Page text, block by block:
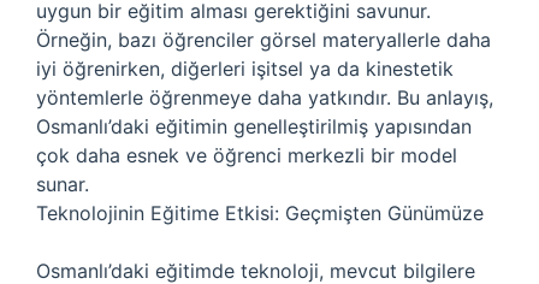
uygun bir eğitim alması gerektiğini savunur.
Örneğin, bazı öğrenciler görsel materyallerle daha
iyi öğrenirken, diğerleri işitsel ya da kinestetik
yöntemlerle öğrenmeye daha yatkındır. Bu anlayış,
Osmanlı’daki eğitimin genelleştirilmiş yapısından
çok daha esnek ve öğrenci merkezli bir model
sunar.
Teknolojinin Eğitime Etkisi: Geçmişten Günümüze
Osmanlı’daki eğitimde teknoloji, mevcut bilgilere